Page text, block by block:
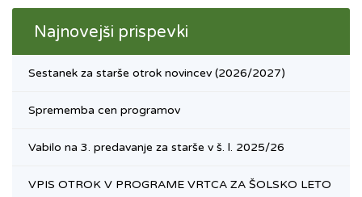
Najnovejši prispevki
Sestanek za starše otrok novincev (2026/2027)
Sprememba cen programov
Vabilo na 3. predavanje za starše v š. l. 2025/26
VPIS OTROK V PROGRAME VRTCA ZA ŠOLSKO LETO